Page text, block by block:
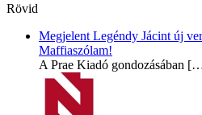
Rövid
Megjelent Legéndy Jácint új
Maffiaszólam!
A Prae Kiadó gondozásában